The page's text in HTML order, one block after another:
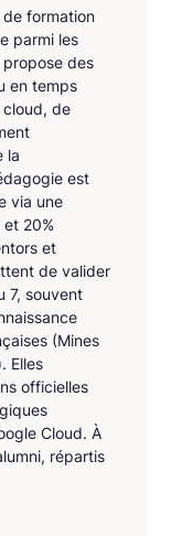
formation
parmi les
des
en temps
cloud, de
la
est
via une
20%
et
de valider
7, souvent
(Mines
Elles
officielles
Cloud. À
répartis